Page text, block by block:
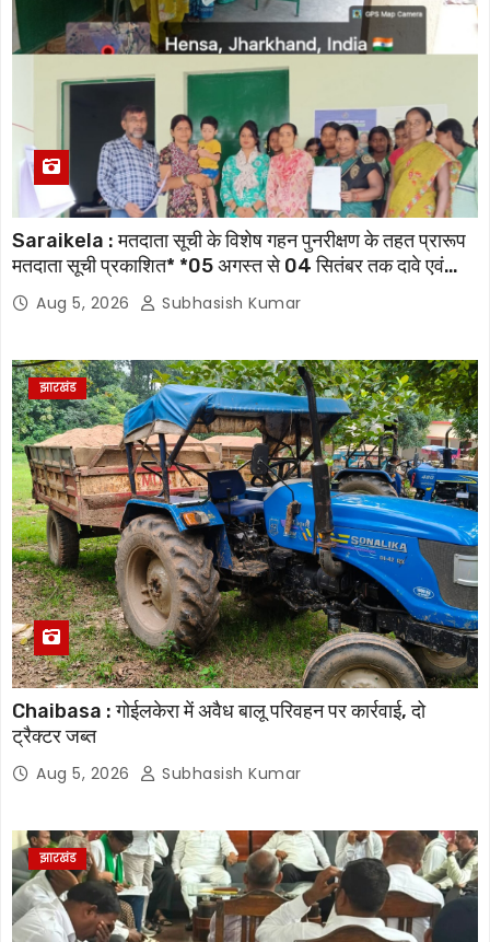
Saraikela : मतदाता सूची के विशेष गहन पुनरीक्षण के तहत प्रारूप
मतदाता सूची प्रकाशित* *05 अगस्त से 04 सितंबर तक दावे एवं
आपत्तियां होंगी स्वीकार, 07 अक्टूबर को जारी होगी अंतिम मतदाता सूची
Aug 5, 2026 Subhasish Kumar
झारखंड
Chaibasa : गोईलकेरा में अवैध बालू परिवहन पर कार्रवाई, दो
ट्रैक्टर जब्त
Aug 5, 2026 Subhasish Kumar
झारखंड